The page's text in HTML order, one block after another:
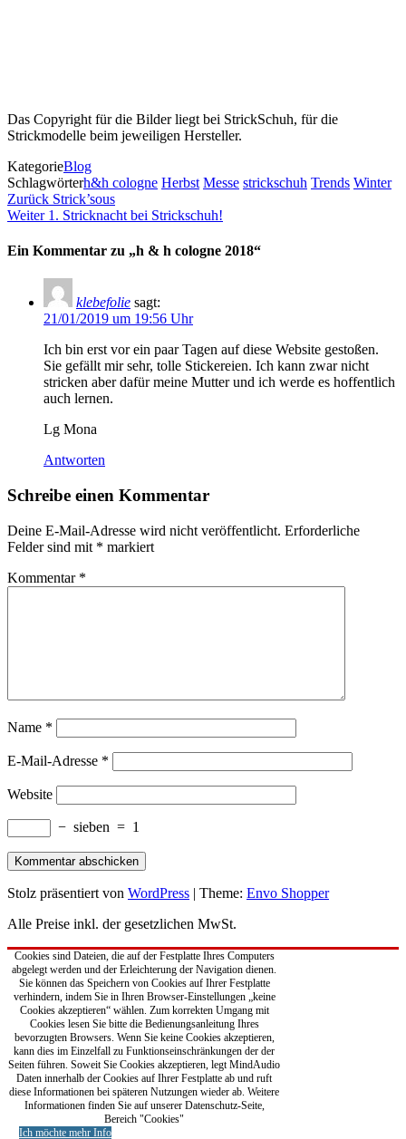
Das Copyright für die Bilder liegt bei StrickSchuh, für die
Strickmodelle beim jeweiligen Hersteller.
KategorieBlog
Schlagwörterh&h cologne Herbst Messe strickschuh Trends Winter
Beitragsnavigation
Vorheriger
Beitrag
Zurück Strick’sous
Nächster
Weiter 1. Stricknacht bei Strickschuh!
Ein Kommentar zu „h & h cologne 2018“
klebefolie sagt:
21/01/2019 um 19:56 Uhr
Ich bin erst vor ein paar Tagen auf diese Website gestoßen.
Sie gefällt mir sehr, tolle Stickereien. Ich kann zwar nicht
stricken aber dafür meine Mutter und ich werde es hoffentlich
auch lernen.
Lg Mona
Antworten
Schreibe einen Kommentar
Deine E-Mail-Adresse wird nicht veröffentlicht. Erforderliche
Felder sind mit * markiert
Kommentar *
Name *
E-Mail-Adresse *
Website
− sieben = 1
Stolz präsentiert von WordPress | Theme: Envo Shopper
Alle Preise inkl. der gesetzlichen MwSt.
Cookies sind Dateien, die auf der Festplatte Ihres Computers
abgelegt werden und der Erleichterung der Navigation dienen.
Sie können das Speichern von Cookies auf Ihrer Festplatte
verhindern, indem Sie in Ihren Browser-Einstellungen „keine
Cookies akzeptieren“ wählen. Zum korrekten Umgang mit
Cookies lesen Sie bitte die Bedienungsanleitung Ihres
bevorzugten Browsers. Wenn Sie keine Cookies akzeptieren,
kann dies im Einzelfall zu Funktionseinschränkungen der der
Seiten führen. Soweit Sie Cookies akzeptieren, legt MindAudio
Daten innerhalb der Cookies auf Ihrer Festplatte ab und ruft
diese Informationen bei späteren Nutzungen wieder ab. Weitere
Informationen finden Sie auf unserer Datenschutz-Seite,
Bereich "Cookies"
Ich möchte mehr Info